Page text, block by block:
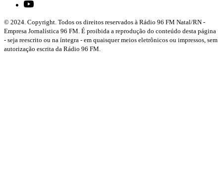
© 2024. Copyright. Todos os direitos reservados à Rádio 96 FM Natal/RN -
Empresa Jornalística 96 FM. É proibida a reprodução do conteúdo desta página
- seja reescrito ou na íntegra - em quaisquer meios eletrônicos ou impressos, sem
autorização escrita da Rádio 96 FM.